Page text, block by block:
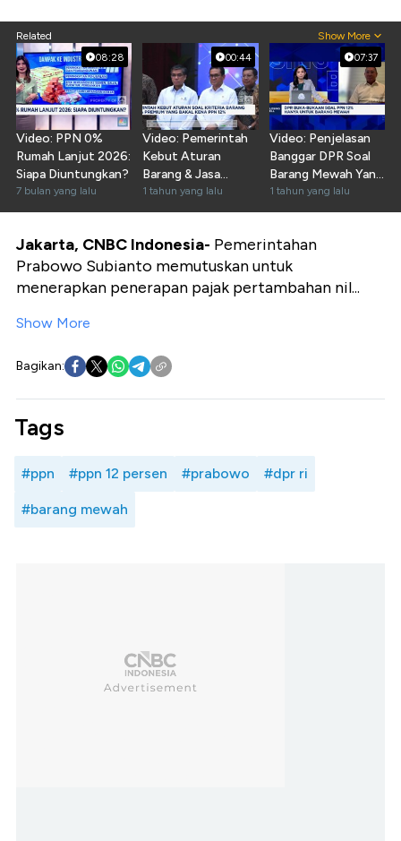
Related Show More
08:28
Video: PPN 0%
Rumah Lanjut 2026:
Siapa Diuntungkan?
7 bulan yang lalu
00:44
Video: Pemerintah
Kebut Aturan
Barang & Jasa
Premium Yang Kena
PPN 12%
1 tahun yang lalu
07:37
Video: Penjelasan
Banggar DPR Soal
Barang Mewah Yang
Kena PPN 12%
1 tahun yang lalu
Jakarta, CNBC Indonesia- Pemerintahan
Prabowo Subianto memutuskan untuk
menerapkan penerapan pajak pertambahan nil...
Show More
Bagikan:
Tags
#ppn #ppn 12 persen #prabowo #dpr ri
#barang mewah